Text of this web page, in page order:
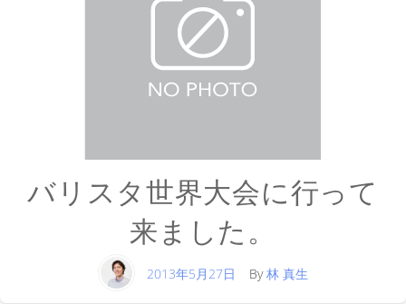
バリスタ世界大会に行って
来ました。
2013年5月27日 By林 真生